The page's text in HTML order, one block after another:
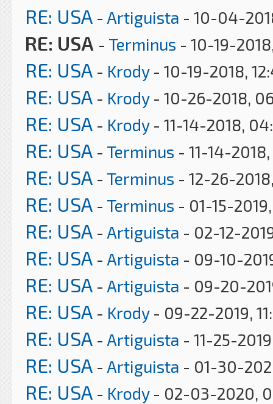
RE: USA - Artiguista - 10-04-
RE: USA - Terminus - 10-19-
RE: USA - Krody- 10-19-2018,
RE: USA - Krody- 10-26-2018,
RE: USA - Krody- 11-14-2018,
RE: USA - Terminus - 11-14-
RE: USA - Terminus - 12-26-
RE: USA - Terminus - 01-15-
RE: USA - Artiguista - 02-12-
RE: USA - Artiguista - 09-10-
RE: USA - Artiguista - 09-20-
RE: USA - Krody- 09-22-2019,
RE: USA - Artiguista - 11-25-
RE: USA - Artiguista - 01-30-
RE: USA - Krody- 02-03-2020,